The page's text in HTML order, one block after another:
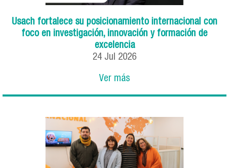
Usach fortalece su posicionamiento internacional con
foco en investigación, innovación y formación de
excelencia
24 Jul 2026
Ver más